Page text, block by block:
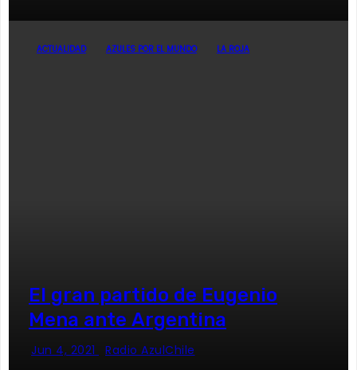
ACTUALIDAD AZULES POR EL MUNDO LA ROJA
El gran partido de Eugenio
Mena ante Argentina
Jun 4, 2021 Radio AzulChile